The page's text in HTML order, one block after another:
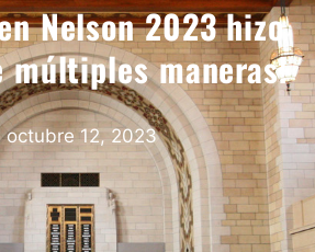
Nelson 2023 hizo
maneras!
octubre 12, 2023